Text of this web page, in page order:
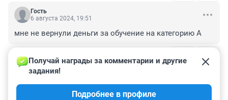
Гость
6 августа 2024, 19:51
мне не вернули деньги за обучение на категорию А
Гость
Пишите в прокуратуру.
Получай награды за комментарии и другие
задания!
Подробнее в профиле